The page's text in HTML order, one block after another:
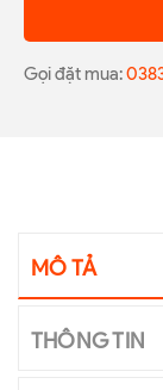
Gọi đặt mua:
MÔ TẢ
THÔNG TIN